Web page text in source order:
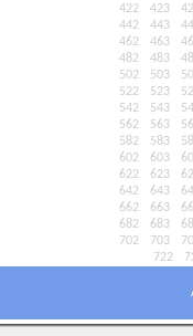
422
423
442
443
462
463
482
483
502
503
522
523
542
543
562
563
582
583
602
603
622
623
642
643
662
663
682
683
702
703
722